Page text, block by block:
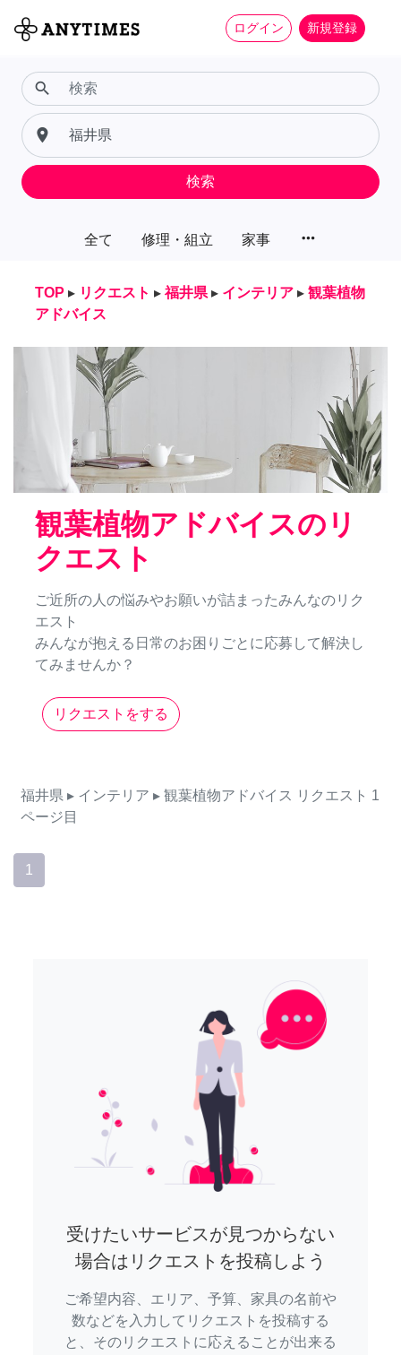
ログイン 新規登録
全て 修理・組立 家事 more_horiz
search
place
検索
TOP ▸ リクエスト ▸ 福井県 ▸ インテリア ▸ 観葉植物
アドバイス
観葉植物アドバイスのリ
クエスト
ご近所の人の悩みやお願いが詰まったみんなのリク
エスト
みんなが抱える日常のお困りごとに応募して解決し
てみませんか？
リクエストをする
福井県 ▸ インテリア ▸ 観葉植物アドバイス リクエスト 1
ページ目
1
受けたいサービスが見つからない
場合はリクエストを投稿しよう
ご希望内容、エリア、予算、家具の名前や
数などを入力してリクエストを投稿する
と、そのリクエストに応えることが出来る